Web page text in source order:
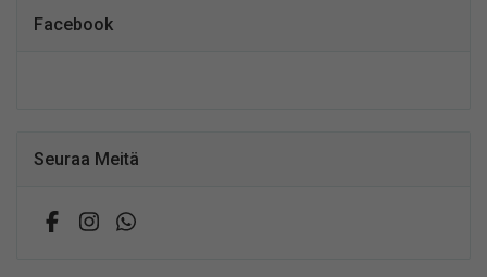
Facebook
Seuraa Meitä